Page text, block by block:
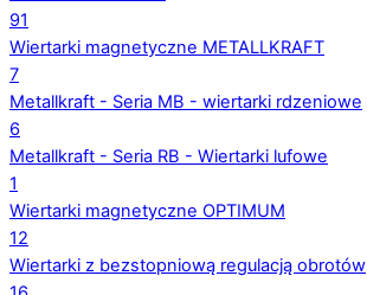
91
Wiertarki magnetyczne METALLKRAFT
7
Metallkraft - Seria MB - wiertarki rdzeniowe
6
Metallkraft - Seria RB - Wiertarki lufowe
1
Wiertarki magnetyczne OPTIMUM
12
Wiertarki z bezstopniową regulacją obrotów